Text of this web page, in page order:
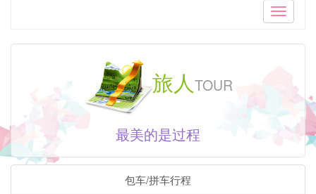
院
高
CP
Toggle
旅人TOUR
最美的是过程
包车/拼车行程